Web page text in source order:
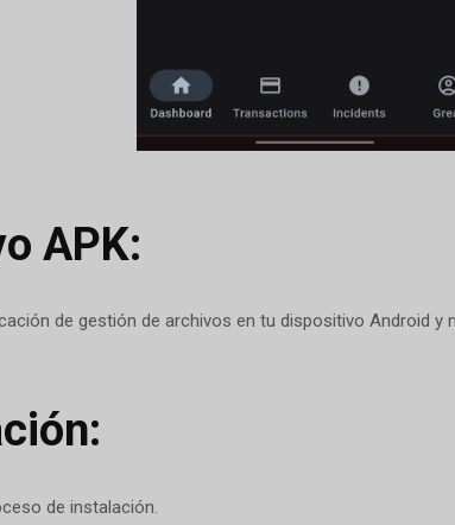
APK:
de gestión de archivos en tu dispositivo Android
de instalación.